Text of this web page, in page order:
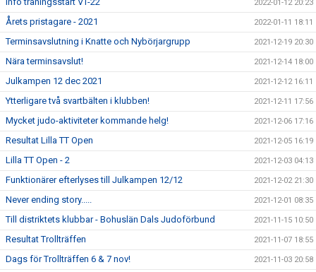
2022-01-12 20:23
Årets pristagare - 2021 2022-01-11 18:11
Terminsavslutning i Knatte och Nybörjargrupp 2021-12-19 20:30
Nära terminsavslut! 2021-12-14 18:00
Julkampen 12 dec 2021 2021-12-12 16:11
Ytterligare två svartbälten i klubben! 2021-12-11 17:56
Mycket judo-aktiviteter kommande helg! 2021-12-06 17:16
Resultat Lilla TT Open 2021-12-05 16:19
Lilla TT Open - 2 2021-12-03 04:13
Funktionärer efterlyses till Julkampen 12/12 2021-12-02 21:30
Never ending story..... 2021-12-01 08:35
Till distriktets klubbar - Bohuslän Dals Judoförbund 2021-11-15 10:50
Resultat Trollträffen 2021-11-07 18:55
Dags för Trollträffen 6 & 7 nov! 2021-11-03 20:58